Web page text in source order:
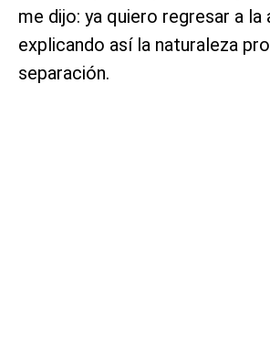
me dijo: ya quiero regresar a la
explicando así la naturaleza
separación.